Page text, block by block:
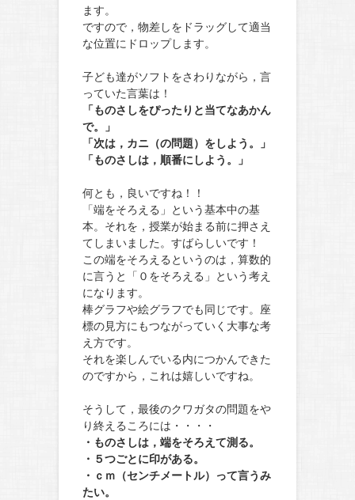
ます。
ですので，物差しをドラッグして適当
な位置にドロップします。
子ども達がソフトをさわりながら，言
っていた言葉は！
「ものさしをぴったりと当てなあかん
で。」
「次は，カニ（の問題）をしよう。」
「ものさしは，順番にしよう。」
何とも，良いですね！！
「端をそろえる」という基本中の基
本。それを，授業が始まる前に押さえ
てしまいました。すばらしいです！
この端をそろえるというのは，算数的
に言うと「０をそろえる」という考え
になります。
棒グラフや絵グラフでも同じです。座
標の見方にもつながっていく大事な考
え方です。
それを楽しんでいる内につかんできた
のですから，これは嬉しいですね。
そうして，最後のクワガタの問題をや
り終えるころには・・・・
・ものさしは，端をそろえて測る。
・５つごとに印がある。
・ｃｍ（センチメートル）って言うみ
たい。